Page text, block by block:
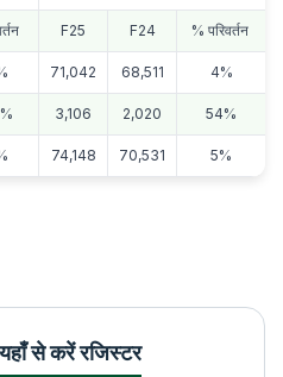
F25 F24 % परिवर्तन
71,042 68,511 4%
3,106 2,020 54%
74,148 70,531 5%
से करें रजिस्टर